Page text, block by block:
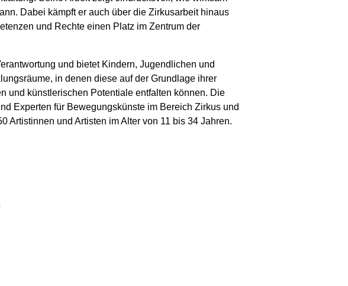
Dabei kämpft er auch über die Zirkusarbeit hinaus
und Rechte einen Platz im Zentrum der
und bietet Kindern, Jugendlichen und
in denen diese auf der Grundlage ihrer
und künstlerischen Potentiale entfalten können. Die
Experten für Bewegungskünste im Bereich Zirkus und
Artistinnen und Artisten im Alter von 11 bis 34 Jahren.